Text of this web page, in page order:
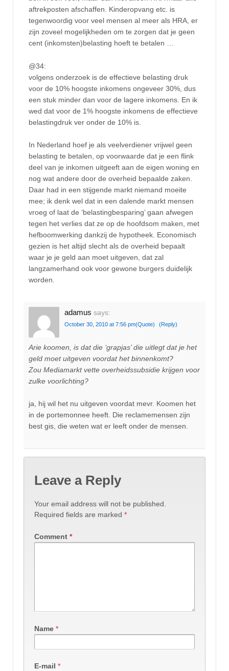
aftrekposten afschaffen. Kinderopvang etc. is
tegenwoordig voor veel mensen al meer als HRA, er
zijn zoveel mogelijkheden om te zorgen dat je geen
cent (inkomsten)belasting hoeft te betalen …
@34:
volgens onderzoek is de effectieve belasting druk
voor de 10% hoogste inkomens ongeveer 30%, dus
een stuk minder dan voor de lagere inkomens. En ik
wed dat voor de 1% hoogste inkomens de effectieve
belastingdruk ver onder de 10% is.
In Nederland hoef je als veelverdiener vrijwel geen
belasting te betalen, op voorwaarde dat je een flink
deel van je inkomen uitgeeft aan de eigen woning en
nog wat andere door de overheid bepaalde zaken.
Daar had in een stijgende markt niemand moeite
mee; ik denk wel dat in een dalende markt mensen
vroeg of laat de ‘belastingbesparing’ gaan afwegen
tegen het verlies dat ze op de hoofdsom maken, met
hefboomwerking dankzij de hypotheek. Economisch
gezien is het altijd slecht als de overheid bepaalt
waar je je geld aan moet uitgeven, dat zal
langzamerhand ook voor gewone burgers duidelijk
worden.
adamus says:
October 30, 2010 at 7:56 pm(Quote) (Reply)
Arie koomen, is dat die ‘grapjas’ die uitlegt dat je het
geld moet uitgeven voordat het binnenkomt?
Zou Mediamarkt vette overheidssubsidie krijgen voor
zulke voorlichting?
ja, hij wil het nu uitgeven voordat mevr. Koomen het
in de portemonnee heeft. Die reclamemensen zijn
best gis, die weten wat er leeft onder de mensen.
Leave a Reply
Your email address will not be published.
Required fields are marked *
Comment *
Name *
E-mail *